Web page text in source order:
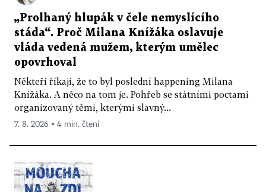
„Prolhaný hlupák v čele nemyslícího
stáda“. Proč Milana Knížáka oslavuje
vláda vedená mužem, kterým umělec
opovrhoval
Někteří říkají, že to byl poslední happening Milana
Knížáka. A něco na tom je. Pohřeb se státními poctami
organizovaný těmi, kterými slavný...
7. 8. 2026 ▪ 4 min. čtení